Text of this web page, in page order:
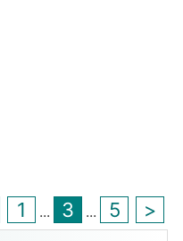
1 ... 3 ... 5 >